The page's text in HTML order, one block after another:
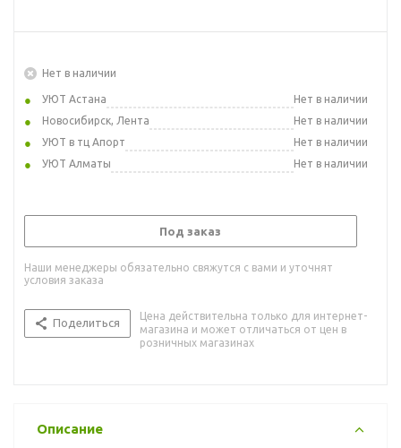
Нет в наличии
УЮТ Астана
Нет в наличии
Новосибирск, Лента
Нет в наличии
УЮТ в тц Апорт
Нет в наличии
УЮТ Алматы
Нет в наличии
Под заказ
Наши менеджеры обязательно свяжутся с вами и уточнят
условия заказа
Поделиться
Цена действительна только для интернет-
магазина и может отличаться от цен в
розничных магазинах
Описание